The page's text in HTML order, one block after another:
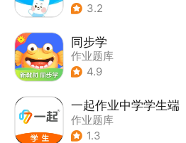
3.2
同步学
作业题库
4.9
一起作业中学学生端
作业题库
1.3